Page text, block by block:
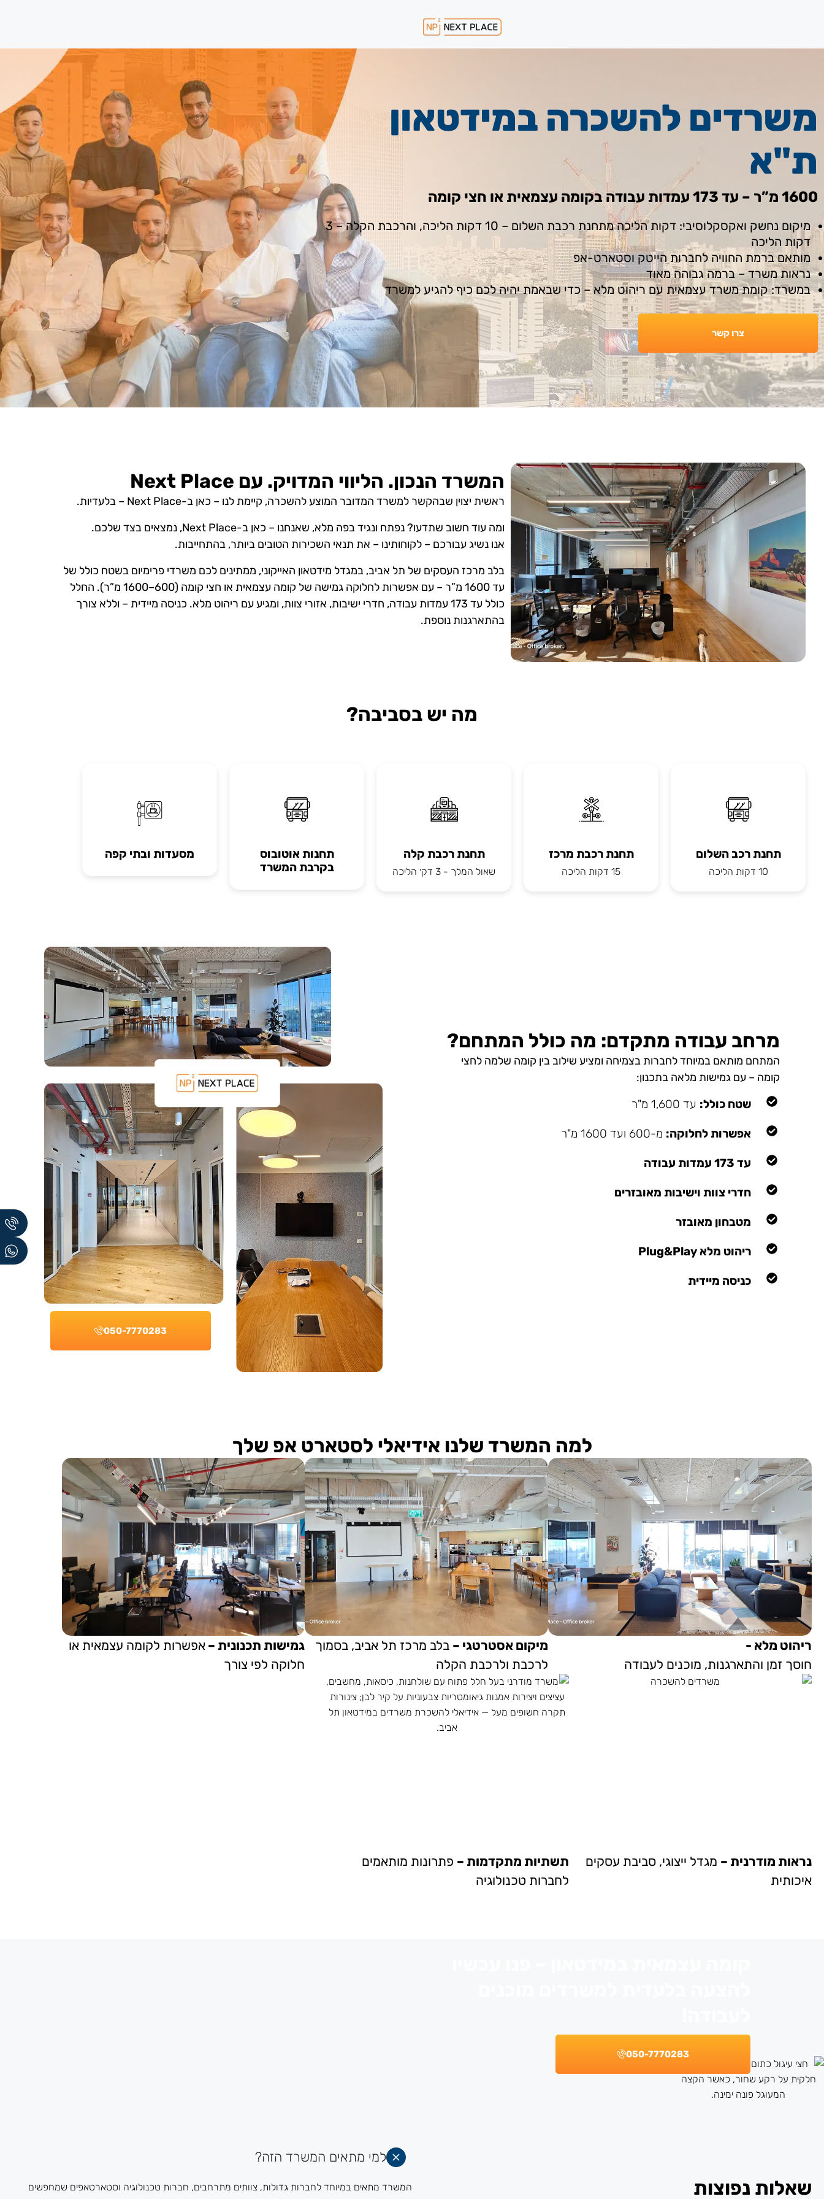
משרדים להשכרה במידטאון
ת"א
1600 מ”ר – עד 173 עמדות עבודה בקומה עצמאית או חצי קומה
מיקום נחשק ואקסקלוסיבי: דקות הליכה מתחנת רכבת השלום – 10 דקות הליכה, והרכבת הקלה – 3
דקות הליכה
מותאם ברמת החוויה לחברות הייטק וסטארט-אפ
נראות משרד – ברמה גבוהה מאוד
במשרד: קומת משרד עצמאית עם ריהוט מלא – כדי שבאמת יהיה לכם כיף להגיע למשרד
צרו קשר
המשרד הנכון. הליווי המדויק. עם Next Place
ראשית יצוין שבהקשר למשרד המדובר המוצע להשכרה, קיימת לנו – כאן ב-Next Place – בלעדיות.
ומה עוד חשוב שתדעו? נפתח ונגיד בפה מלא, שאנחנו – כאן ב-Next Place, נמצאים בצד שלכם.
אנו נשיג עבורכם – לקוחותינו – את תנאי השכירות הטובים ביותר, בהתחייבות.
בלב מרכז העסקים של תל אביב, במגדל מידטאון האייקוני, ממתינים לכם משרדי פרימיום בשטח כולל של
עד 1600 מ”ר – עם אפשרות לחלוקה גמישה של קומה עצמאית או חצי קומה (600–1600 מ”ר). החלל
כולל עד 173 עמדות עבודה, חדרי ישיבות, אזורי צוות, ומגיע עם ריהוט מלא. כניסה מיידית – וללא צורך
בהתארגנות נוספת.
מה יש בסביבה?
תחנת רכב השלום
10 דקות הליכה
תחנת רכבת מרכז
15 דקות הליכה
תחנת רכבת קלה
שאול המלך - 3 דק׳ הליכה
תחנות אוטובוס
בקרבת המשרד
מסעדות ובתי קפה
מרחב עבודה מתקדם: מה כולל המתחם?
המתחם מותאם במיוחד לחברות בצמיחה ומציע שילוב בין קומה שלמה לחצי
קומה – עם גמישות מלאה בתכנון:
שטח כולל: עד 1,600 מ"ר
אפשרות לחלוקה: מ-600 ועד 1600 מ"ר
עד 173 עמדות עבודה
חדרי צוות וישיבות מאובזרים
מטבחון מאובזר
ריהוט מלא Plug&Play
כניסה מיידית
050-7770283
למה המשרד שלנו אידיאלי לסטארט אפ שלך
ריהוט מלא -
חוסך זמן והתארגנות, מוכנים לעבודה
מיקום אסטרטגי – בלב מרכז תל אביב, בסמוך
לרכבת ולרכבת הקלה
גמישות תכנונית – אפשרות לקומה עצמאית או
חלוקה לפי צורך
נראות מודרנית – מגדל ייצוגי, סביבת עסקים
איכותית
תשתיות מתקדמות – פתרונות מותאמים
לחברות טכנולוגיה
050-7770283
שאלות נפוצות
למי מתאים המשרד הזה?
המשרד מתאים במיוחד לחברות גדולות, צוותים מתרחבים, חברות טכנולוגיה וסטארטאפים שמחפשים